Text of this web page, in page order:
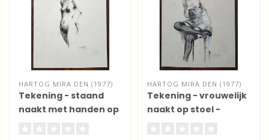
HARTOG MIRA DEN (1977)
Tekening - staand
naakt met handen op
HARTOG MIRA DEN (1977)
Tekening - vrouwelijk
naakt op stoel -